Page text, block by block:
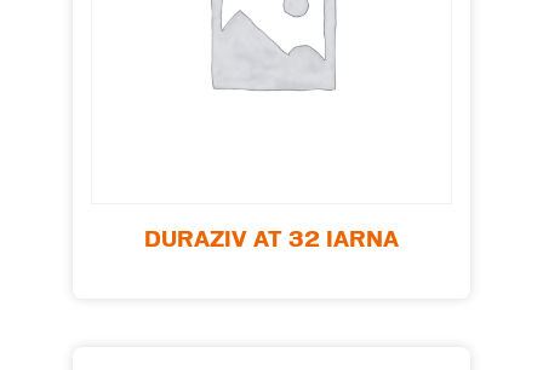
DURAZIV AT 32 IARNA